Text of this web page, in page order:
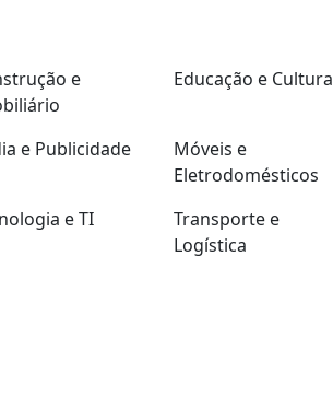
e
Educação e Cultura
e Publicidade
Móveis e
Eletrodomésticos
e TI
Transporte e
Logística